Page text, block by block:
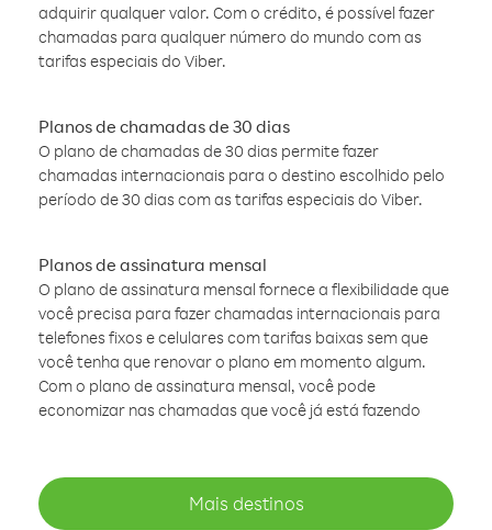
adquirir qualquer valor. Com o crédito, é possível fazer
chamadas para qualquer número do mundo com as
tarifas especiais do Viber.
Planos de chamadas de 30 dias
O plano de chamadas de 30 dias permite fazer
chamadas internacionais para o destino escolhido pelo
período de 30 dias com as tarifas especiais do Viber.
Planos de assinatura mensal
O plano de assinatura mensal fornece a flexibilidade que
você precisa para fazer chamadas internacionais para
telefones fixos e celulares com tarifas baixas sem que
você tenha que renovar o plano em momento algum.
Com o plano de assinatura mensal, você pode
economizar nas chamadas que você já está fazendo
Mais destinos